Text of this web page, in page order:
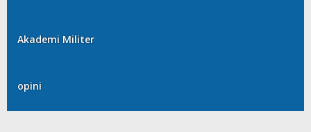
Akademi Militer
opini